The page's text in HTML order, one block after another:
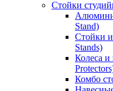
Стойки
Stand)
Стойки
Stands)
Колеса и
Комбо